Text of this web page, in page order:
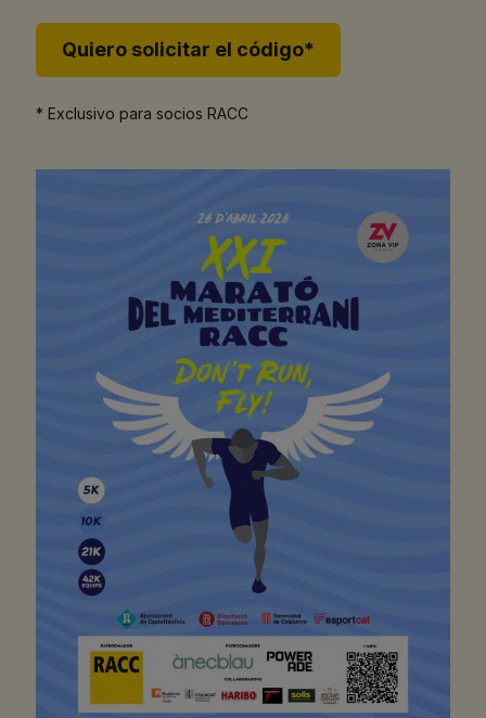
Quiero solicitar el código*
* Exclusivo para socios RACC